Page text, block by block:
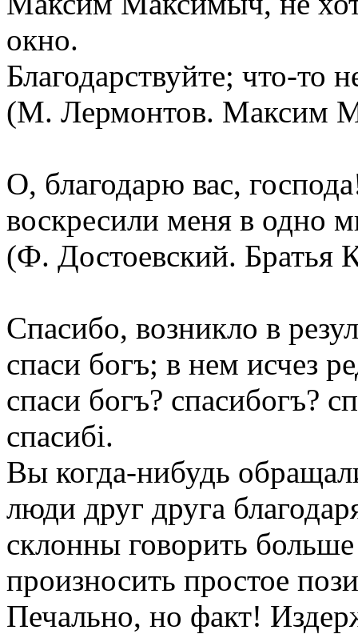
окно.
Благодарствуйте; что-то
(М. Лермонтов. Максим
О, благодарю вас,
воскресили меня в одно
(Ф. Достоевский. Братья
Спасибо, возникло в
спаси богъ; в нем исчез
спаси богъ? спасибогъ?
спасибi.
Вы когда-нибудь
люди друг друга
склонны говорить
произносить простое
Печально, но факт!